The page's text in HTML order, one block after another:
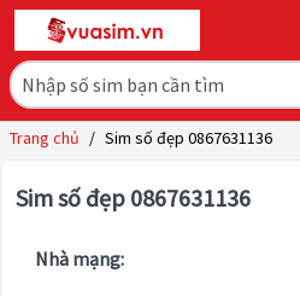
Trang chủ / Sim số đẹp 0867631136
Sim số đẹp 0867631136
Nhà mạng: